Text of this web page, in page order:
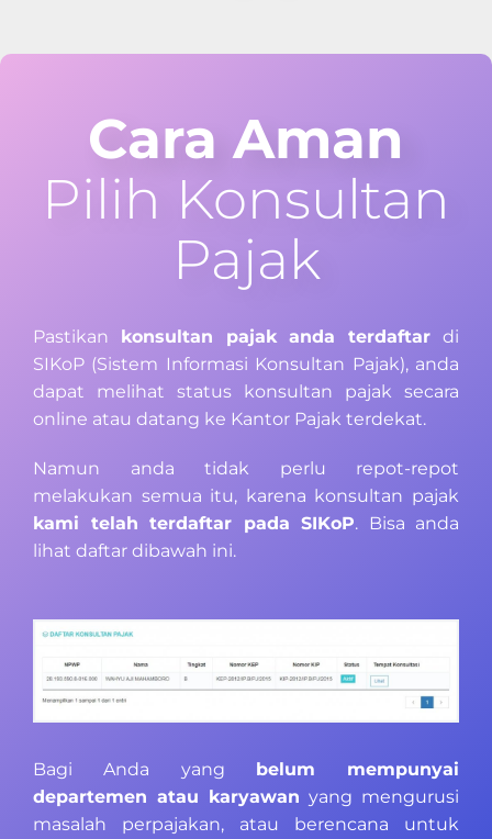
Cara Aman
Pilih Konsultan
Pajak
Pastikan konsultan pajak anda terdaftar di
SIKoP (Sistem Informasi Konsultan Pajak), anda
dapat melihat status konsultan pajak secara
online atau datang ke Kantor Pajak terdekat.
Namun anda tidak perlu repot-repot
melakukan semua itu, karena konsultan pajak
kami telah terdaftar pada SIKoP. Bisa anda
lihat daftar dibawah ini.
Bagi Anda yang belum mempunyai
departemen atau karyawan yang mengurusi
masalah perpajakan, atau berencana untuk